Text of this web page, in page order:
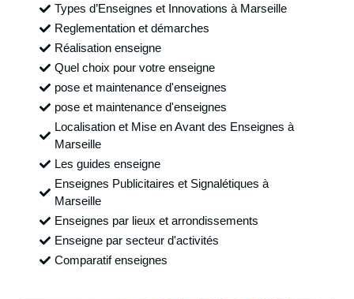
Types d’Enseignes et Innovations à Marseille
Reglementation et démarches
Réalisation enseigne
Quel choix pour votre enseigne
pose et maintenance d'enseignes
pose et maintenance d'enseignes
Localisation et Mise en Avant des Enseignes à
Marseille
Les guides enseigne
Enseignes Publicitaires et Signalétiques à
Marseille
Enseignes par lieux et arrondissements
Enseigne par secteur d'activités
Comparatif enseignes